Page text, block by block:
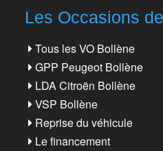
Les Occasions
Tous les VO Bollène
GPP Peugeot Bollène
LDA Citroën Bollène
VSP Bollène
Reprise du véhicule
Le financement